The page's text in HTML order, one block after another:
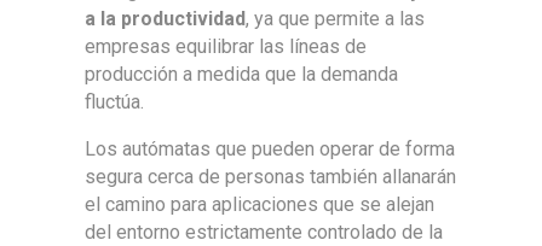
a la productividad, ya que permite a las
empresas equilibrar las líneas de
producción a medida que la demanda
fluctúa.
Los autómatas que pueden operar de forma
segura cerca de personas también allanarán
el camino para aplicaciones que se alejan
del entorno estrictamente controlado de la